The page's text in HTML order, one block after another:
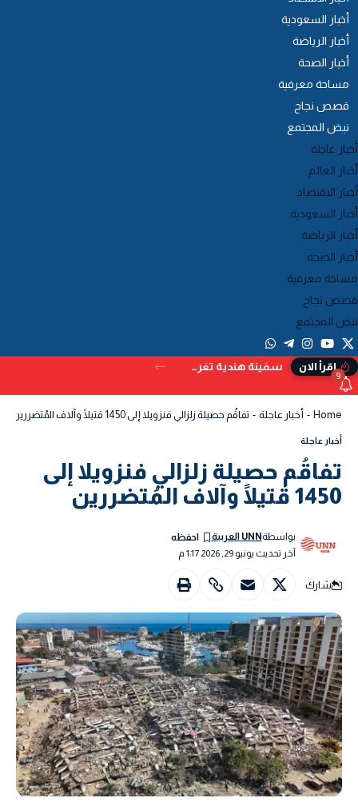
أخبار السعودية
أخبار الرياضة
أخبار الصحة
مساحة معرفية
قصص نجاح
نبض المجتمع
عاجلة
العالم
الاقتصاد
السعودية
الرياضة
الصحة
معرفية
نجاح
المجتمع
إقرأ الان سفينة هندية تغرق قبالة سواحل اليمن بعد تعرضها للإصابة بمقذوف
9
Home أخبار عاجلة تفاقُم حصيلة زلزالي فنزويلا إلى 1450 قتيلًا وآلاف المُتضررين
أخبار عاجلة
تفاقُم حصيلة زلزالي فنزويلا إلى
1450 قتيلًا وآلاف المُتضررين
آخر تحديث يونيو 29, 2026 1:17 م
بواسطةUNN العربية
شارك